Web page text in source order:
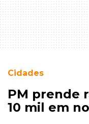
Cidades
PM prende
10 mil em